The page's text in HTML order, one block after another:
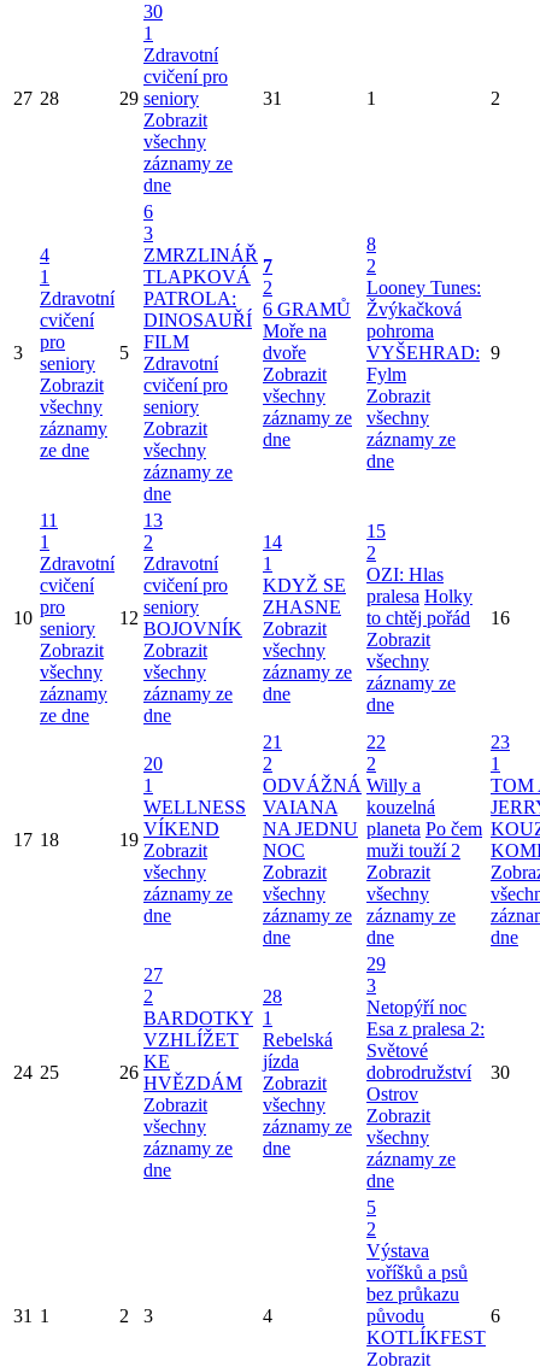
27 28 29
30
1
Zdravotní
cvičení pro
seniory
Zobrazit
všechny
záznamy ze
dne
31 1 2
3
4
1
Zdravotní
cvičení
pro
seniory
Zobrazit
všechny
záznamy
ze dne
5
6
3
ZMRZLINÁŘ
TLAPKOVÁ
PATROLA:
DINOSAUŘÍ
FILM
Zdravotní
cvičení pro
seniory
Zobrazit
všechny
záznamy ze
dne
7
2
6 GRAMŮ
Moře na
dvoře
Zobrazit
všechny
záznamy ze
dne
8
2
Looney Tunes:
Žvýkačková
pohroma
VYŠEHRAD:
Fylm
Zobrazit
všechny
záznamy ze
dne
9
10
11
1
Zdravotní
cvičení
pro
seniory
Zobrazit
všechny
záznamy
ze dne
12
13
2
Zdravotní
cvičení pro
seniory
BOJOVNÍK
Zobrazit
všechny
záznamy ze
dne
14
1
KDYŽ SE
ZHASNE
Zobrazit
všechny
záznamy ze
dne
15
2
OZI: Hlas
pralesa Holky
to chtěj pořád
Zobrazit
všechny
záznamy ze
dne
16
17 18 19
20
1
WELLNESS
VÍKEND
Zobrazit
všechny
záznamy ze
dne
21
2
ODVÁŽNÁ
VAIANA
NA JEDNU
NOC
Zobrazit
všechny
záznamy ze
dne
22
2
Willy a
kouzelná
planeta Po čem
muži touží 2
Zobrazit
všechny
záznamy ze
dne
23
1
TOM
dne
24 25 26
27
2
BARDOTKY
VZHLÍŽET
KE
HVĚZDÁM
Zobrazit
všechny
záznamy ze
dne
28
1
Rebelská
jízda
Zobrazit
všechny
záznamy ze
dne
29
3
Netopýří noc
Esa z pralesa 2:
Světové
dobrodružství
Ostrov
Zobrazit
všechny
záznamy ze
dne
30
31 1 2 3 4
5
2
Výstava
voříšků a psů
bez průkazu
původu
KOTLÍKFEST
Zobrazit
6